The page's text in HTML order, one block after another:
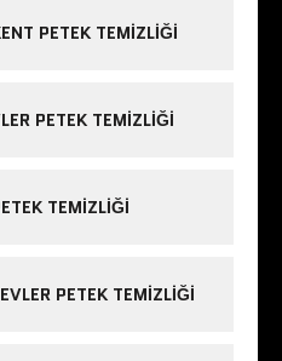
PETEK TEMIZLIĞI
PETEK TEMIZLIĞI
TEMIZLIĞI
PETEK TEMIZLIĞI